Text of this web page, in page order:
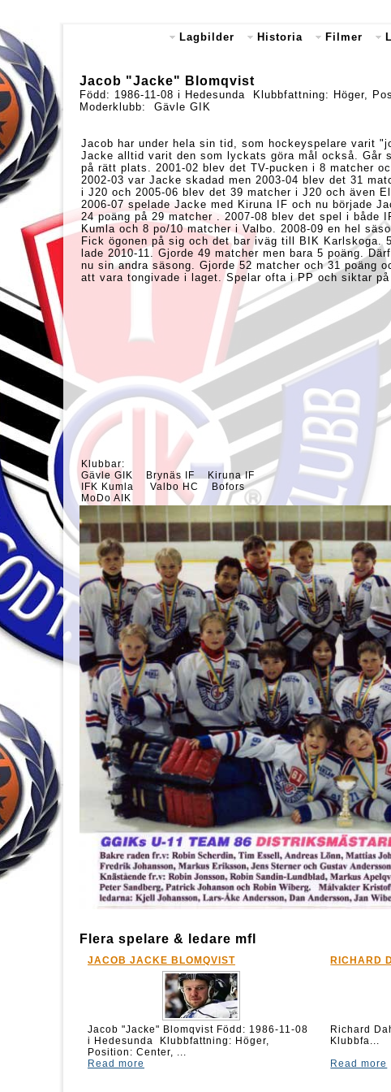
Lagbilder Historia Filmer
Jacob "Jacke" Blomqvist
Född: 1986-11-08 i Hedesunda Klubbfattning: Höger,
Moderklubb: Gävle GIK
Jacob har under hela sin tid, som hockeyspelare varit
Jacke alltid varit den som lyckats göra mål också. Går
på rätt plats. 2001-02 blev det TV-pucken i 8 matcher
2002-03 var Jacke skadad men 2003-04 blev det 31
i J20 och 2005-06 blev det 39 matcher i J20 och
2006-07 spelade Jacke med Kiruna IF och nu började
24 poäng på 29 matcher . 2007-08 blev det spel i
Kumla och 8 po/10 matcher i Valbo. 2008-09 en hel
Fick ögonen på sig och det bar iväg till BIK
lade 2010-11. Gjorde 49 matcher men bara 5 poäng.
nu sin andra säsong. Gjorde 52 matcher och 31 poäng
att vara tongivade i laget. Spelar ofta i PP och siktar
Klubbar:
Gävle GIK Brynäs IF Kiruna IF
IFK Kumla Valbo HC Bofors
MoDo AIK
Flera spelare & ledare mfl
JACOB JACKE BLOMQVIST
Jacob "Jacke" Blomqvist Född: 1986-11-08
i Hedesunda Klubbfattning: Höger,
Position: Center, ...
Read more
RICHARD
Richard
Klubbfa...
Read more